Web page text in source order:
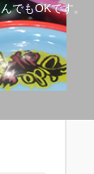
でもOKです。